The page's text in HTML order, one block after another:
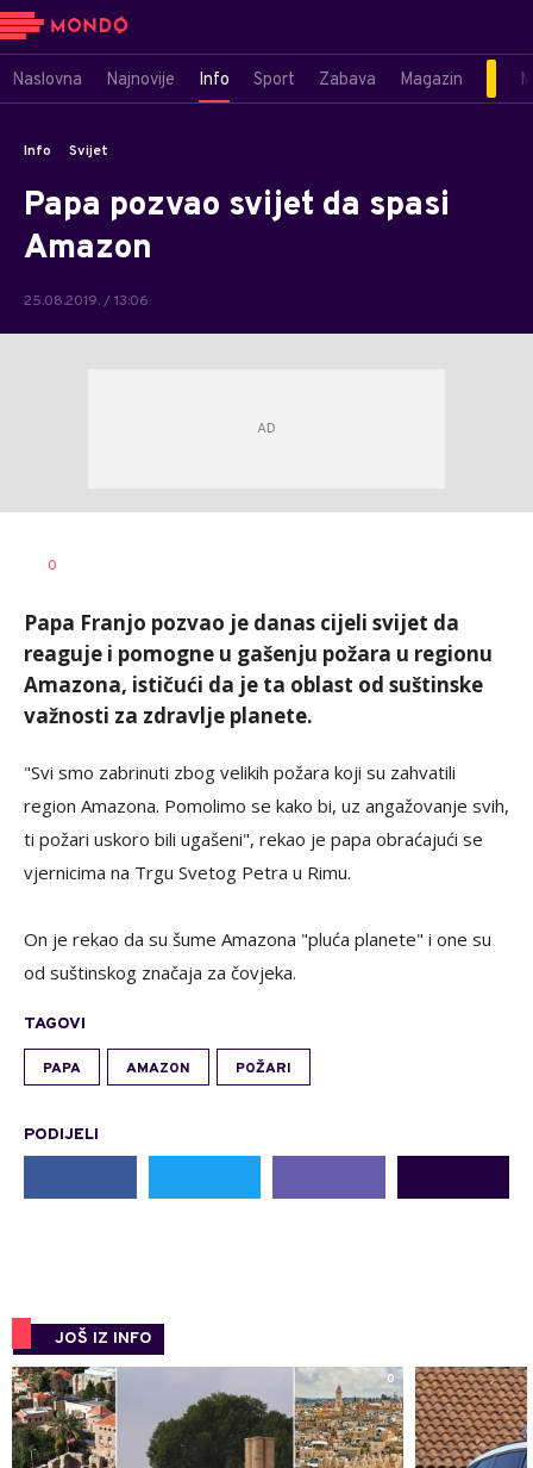
Naslovna Najnovije Info Sport Zabava Magazin
Info Svijet
Papa pozvao svijet da spasi
Amazon
25.08.2019. / 13:06
AUTOR
0
Papa Franjo pozvao je danas cijeli svijet da
reaguje i pomogne u gašenju požara u regionu
Amazona, ističući da je ta oblast od suštinske
važnosti za zdravlje planete.
"Svi smo zabrinuti zbog velikih požara koji su zahvatili
region Amazona. Pomolimo se kako bi, uz angažovanje svih,
ti požari uskoro bili ugašeni", rekao je papa obraćajući se
vjernicima na Trgu Svetog Petra u Rimu.
On je rekao da su šume Amazona "pluća planete" i one su
od suštinskog značaja za čovjeka.
TAGOVI
PAPA AMAZON POŽARI
PODIJELI
JOŠ IZ INFO
0